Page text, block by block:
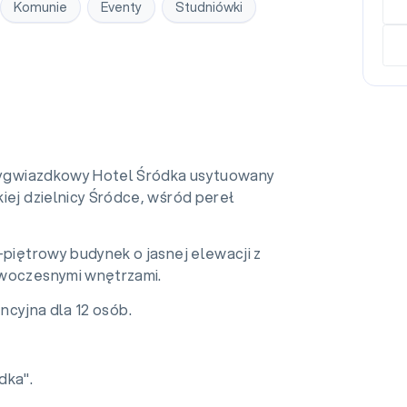
Komunie Eventy Studniówki
Hotel Śródka usytuowany
dzielnicy Śródce, wśród pereł
budynek o jasnej elewacji z
wnętrzami.
dla 12 osób.